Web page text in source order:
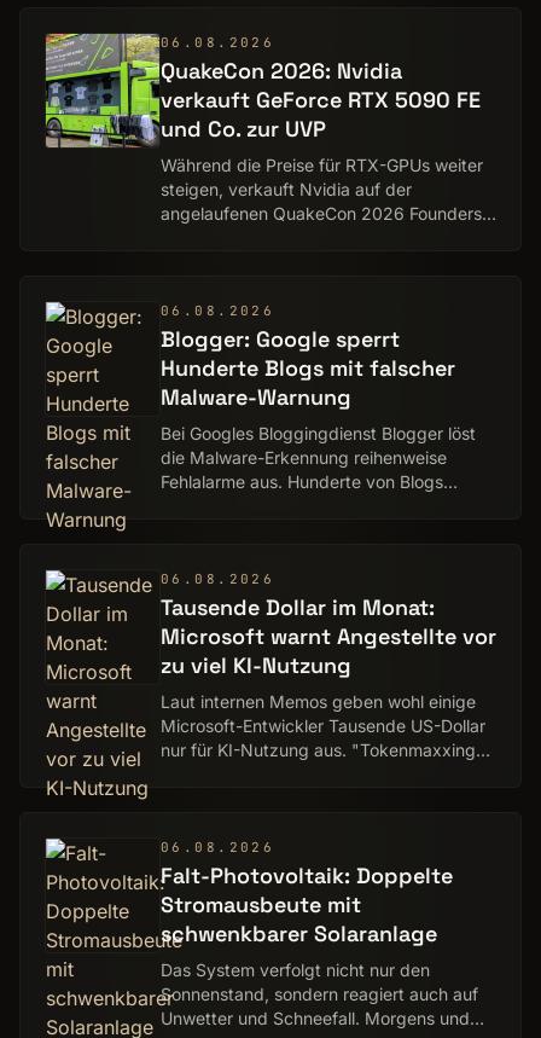
06.08.2026
QuakeCon 2026: Nvidia
verkauft GeForce RTX 5090 FE
und Co. zur UVP
Während die Preise für RTX-GPUs weiter
steigen, verkauft Nvidia auf der
angelaufenen QuakeCon 2026 Founders-
06.08.2026
Blogger: Google sperrt
Hunderte Blogs mit falscher
Malware-Warnung
Bei Googles Bloggingdienst Blogger löst
die Malware-Erkennung reihenweise
Fehlalarme aus. Hunderte von Blogs
06.08.2026
Tausende Dollar im Monat:
Microsoft warnt Angestellte vor
zu viel KI-Nutzung
Laut internen Memos geben wohl einige
Microsoft-Entwickler Tausende US-Dollar
nur für KI-Nutzung aus. "Tokenmaxxing"
06.08.2026
Falt-Photovoltaik: Doppelte
Stromausbeute mit
schwenkbarer Solaranlage
Das System verfolgt nicht nur den
Sonnenstand, sondern reagiert auch auf
Unwetter und Schneefall. Morgens und